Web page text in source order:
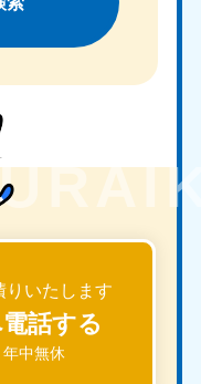
りいたします
話する
中無休